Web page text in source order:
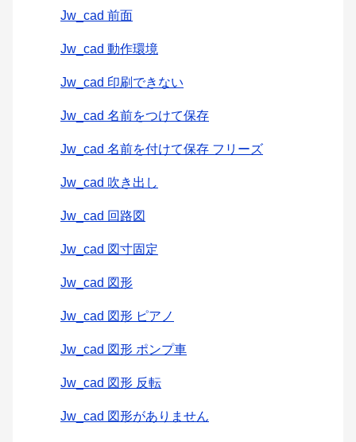
Jw_cad 前面
Jw_cad 動作環境
Jw_cad 印刷できない
Jw_cad 名前をつけて保存
Jw_cad 名前を付けて保存 フリーズ
Jw_cad 吹き出し
Jw_cad 回路図
Jw_cad 図寸固定
Jw_cad 図形
Jw_cad 図形 ピアノ
Jw_cad 図形 ポンプ車
Jw_cad 図形 反転
Jw_cad 図形がありません